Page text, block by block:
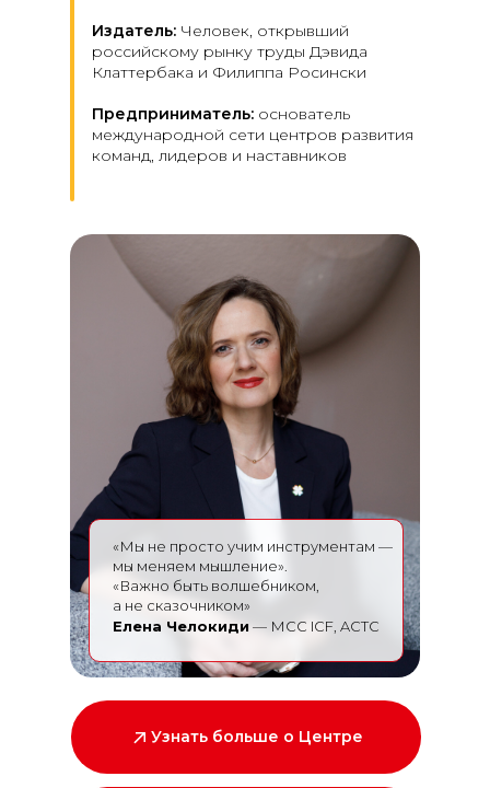
Узнать больше о Центре
Издатель: Человек, открывший
российскому рынку труды Дэвида
Клаттербака и Филиппа Росински
Предприниматель: основатель
международной сети центров развития
команд, лидеров и наставников
Елена Челокиди — МСС ICF, ACTC
«Мы не просто учим инструментам —
мы меняем мышление».
«Важно быть волшебником,
а не сказочником»